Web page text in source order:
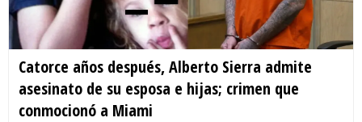
Catorce años después, Alberto Sierra admite
asesinato de su esposa e hijas; crimen que
conmocionó a Miami